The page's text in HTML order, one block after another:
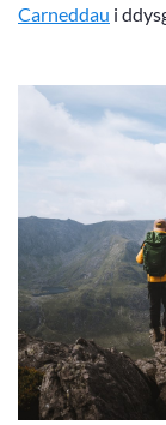
Carneddau i